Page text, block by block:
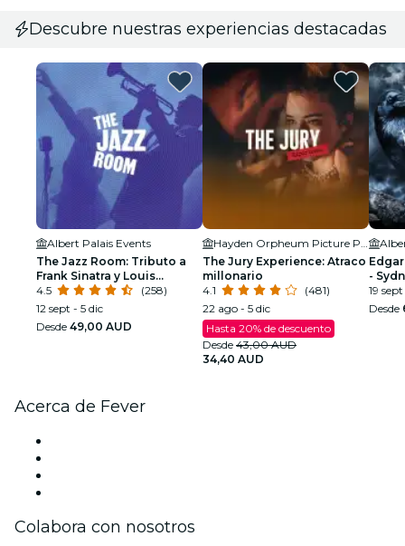
Descubre nuestras experiencias destacadas
Albert Palais Events
The Jazz Room: Tributo a
Frank Sinatra y Louis
Armstrong
4.5
(258)
12 sept - 5 dic
Desde 49,00 AUD
The Jury Experience: Atraco
millonario
4.1
(481)
22 ago - 5 dic
Hasta 20% de descuento
Desde 43,00 AUD
34,40 AUD
-
19
Desde
Acerca de Fever
Colabora con nosotros